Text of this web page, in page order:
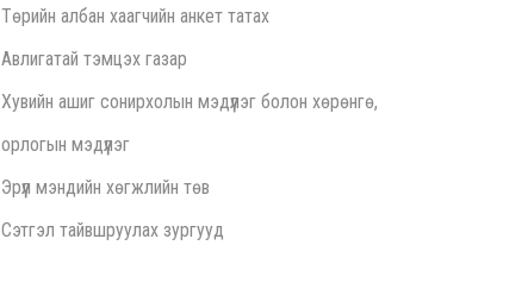
Төрийн албан хаагчийн анкет татах
Авлигатай тэмцэх газар
Хувийн ашиг сонирхолын мэдүүлэг болон хөрөнгө,
орлогын мэдүүлэг
Эрүүл мэндийн хөгжлийн төв
Сэтгэл тайвшруулах зургууд